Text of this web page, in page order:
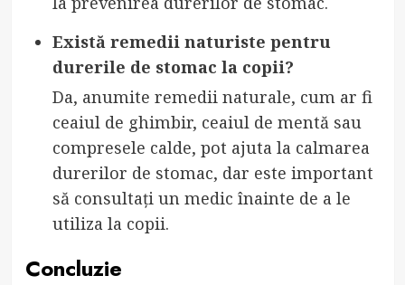
Există remedii naturiste pentru
durerile de stomac la copii?
Da, anumite remedii naturale, cum ar fi
ceaiul de ghimbir, ceaiul de mentă sau
compresele calde, pot ajuta la calmarea
durerilor de stomac, dar este important
să consultați un medic înainte de a le
utiliza la copii.
Concluzie